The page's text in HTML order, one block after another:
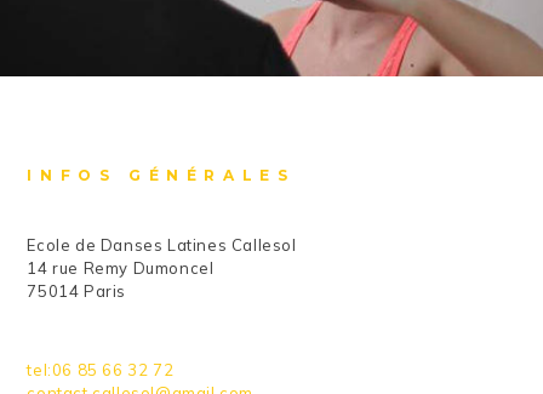
INFOS GÉNÉRALES
Ecole de Danses Latines Callesol
14 rue Remy Dumoncel
75014 Paris
tel:06 85 66 32 72